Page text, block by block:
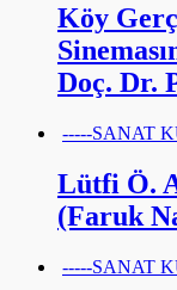
Köy
Doç. Dr.
-----SANAT
Lütfi Ö.
(Faruk
-----SANAT